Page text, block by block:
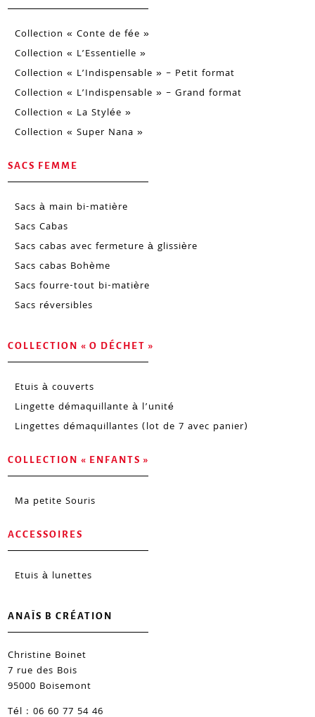
Collection « Conte de fée »
Collection « L’Essentielle »
Collection « L’Indispensable » – Petit format
Collection « L’Indispensable » – Grand format
Collection « La Stylée »
Collection « Super Nana »
SACS FEMME
Sacs à main bi-matière
Sacs Cabas
Sacs cabas avec fermeture à glissière
Sacs cabas Bohème
Sacs fourre-tout bi-matière
Sacs réversibles
COLLECTION « O DÉCHET »
Etuis à couverts
Lingette démaquillante à l’unité
Lingettes démaquillantes (lot de 7 avec panier)
COLLECTION « ENFANTS »
Ma petite Souris
ACCESSOIRES
Etuis à lunettes
ANAÏS B CRÉATION
Christine Boinet
7 rue des Bois
95000 Boisemont
Tél : 06 60 77 54 46